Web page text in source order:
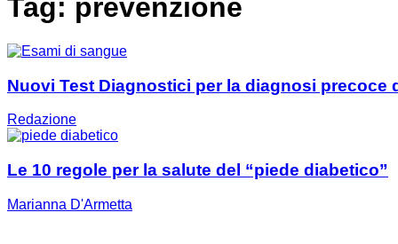
Tag: prevenzione
Nuovi Test Diagnostici per la diagnosi precoce
Redazione
Le 10 regole per la salute del “piede diabetico”
Marianna D'Armetta